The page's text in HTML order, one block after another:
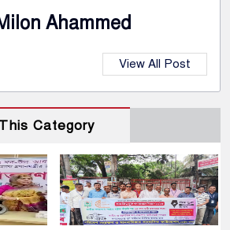
Ahammed
View All Post
Category